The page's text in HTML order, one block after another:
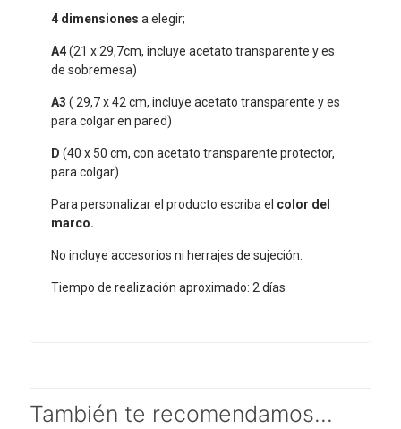
4 dimensiones a elegir;
A4(21 x 29,7cm, incluye acetato transparente y es
de sobremesa)
A3 ( 29,7 x 42 cm, incluye acetato transparente y es
para colgar en pared)
D (40 x 50 cm, con acetato transparente protector,
para colgar)
Para personalizar el producto escriba el color del
marco.
No incluye accesorios ni herrajes de sujeción.
Tiempo de realización aproximado: 2 días
También te recomendamos…